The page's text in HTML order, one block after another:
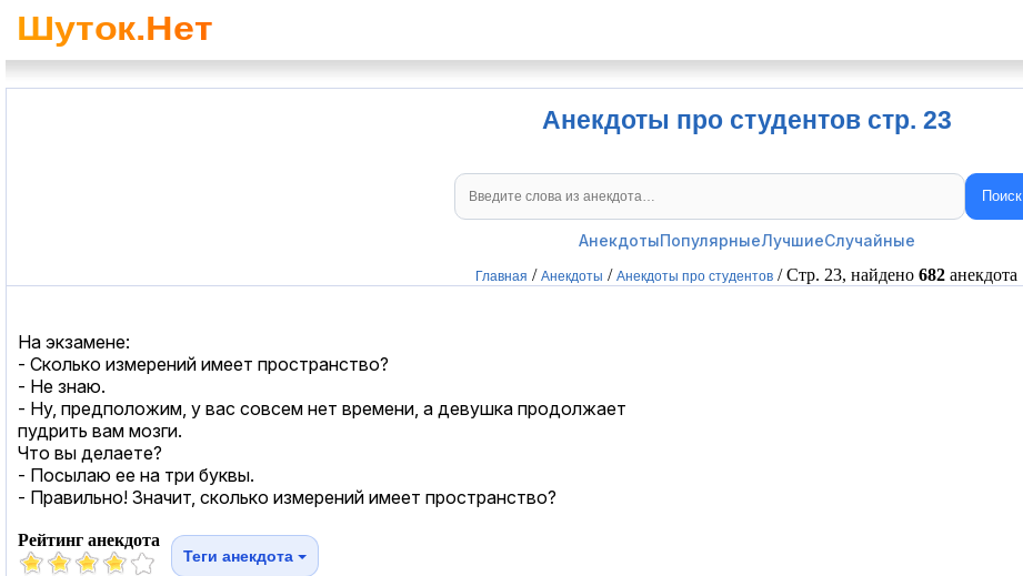
Анекдоты про студентов стр. 23
Поиск
АнекдотыПопулярныеЛучшиеСлучайные
Главная / Анекдоты / Анекдоты про студентов / Стр. 23, найдено 682 анекдота
На экзамене:
- Сколько измерений имеет пространство?
- Не знаю.
- Ну, предположим, у вас совсем нет времени, а девушка продолжает
пудрить вам мозги.
Что вы делаете?
- Посылаю ее на три буквы.
- Правильно! Значит, сколько измерений имеет пространство?
Рейтинг анекдота
Теги анекдота